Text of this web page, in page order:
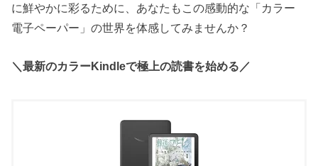
に鮮やかに彩るために、あなたもこの感動的な「カラー
電子ペーパー」の世界を体感してみませんか？
＼最新のカラーKindleで極上の読書を始める／